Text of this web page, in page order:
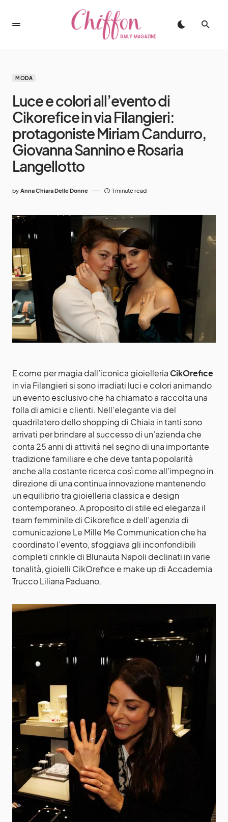
MODA
Luce e colori all’evento di
Cikorefice in via Filangieri:
protagoniste Miriam Candurro,
Giovanna Sannino e Rosaria
Langellotto
by Anna Chiara Delle Donne 1 minute read
E come per magia dall’iconica gioielleriaCikOrefice
in via Filangieri si sono irradiati luci e colori animando
un evento esclusivo che ha chiamato a raccolta una
folla di amici e clienti. Nell’elegante via del
quadrilatero dello shopping di Chiaia in tanti sono
arrivati per brindare al successo di un’azienda che
conta 25 anni di attività nel segno di una importante
tradizione familiare e che deve tanta popolarità
anche alla costante ricerca così come all’impegno in
direzione di una continua innovazione mantenendo
un equilibrio tra gioielleria classica e design
contemporaneo. A proposito di stile ed eleganza il
team femminile di Cikorefice e dell’agenzia di
comunicazione Le Mille Me Communication che ha
coordinato l’evento, sfoggiava gli inconfondibili
completi crinkle di Blunauta Napoli declinati in varie
tonalità, gioielli CikOrefice e make up di Accademia
Trucco Liliana Paduano.